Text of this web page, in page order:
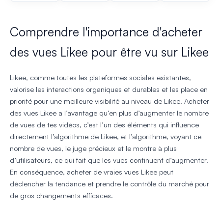
Comprendre l'importance d'acheter
des vues Likee pour être vu sur Likee
Likee, comme toutes les plateformes sociales existantes,
valorise les interactions organiques et durables et les place en
priorité pour une meilleure visibilité au niveau de Likee. Acheter
des vues Likee a l’avantage qu’en plus d’augmenter le nombre
de vues de tes vidéos, c’est l’un des éléments qui influence
directement l’algorithme de Likee, et l’algorithme, voyant ce
nombre de vues, le juge précieux et le montre à plus
d’utilisateurs, ce qui fait que les vues continuent d’augmenter.
En conséquence, acheter de vraies vues Likee peut
déclencher la tendance et prendre le contrôle du marché pour
de gros changements efficaces.